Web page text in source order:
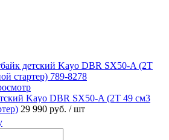
Kayo DBR SX50-A (2T 49 см3
29 990 руб. / шт